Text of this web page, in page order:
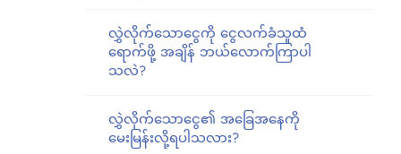
လွှဲလိုက်သောငွေကို ငွေလက်ခံသူထံ
ရောက်ဖို့ အချိန် ဘယ်လောက်ကြာပါ
သလဲ?
လွှဲလိုက်သောငွေ၏ အခြေအနေကို
မေးမြန်းလို့ရပါသလား?